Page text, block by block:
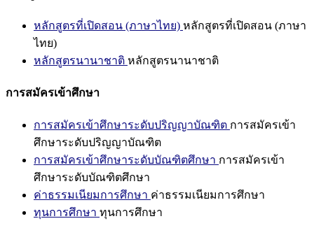
หลักสูตรที่เปิดสอน (ภาษาไทย) หลักสูตรที่เปิดสอน (ภาษา
ไทย)
หลักสูตรนานาชาติ หลักสูตรนานาชาติ
การสมัครเข้าศึกษา
การสมัครเข้าศึกษาระดับปริญญาบัณฑิต การสมัครเข้า
ศึกษาระดับปริญญาบัณฑิต
การสมัครเข้าศึกษาระดับบัณฑิตศึกษา การสมัครเข้า
ศึกษาระดับบัณฑิตศึกษา
ค่าธรรมเนียมการศึกษา ค่าธรรมเนียมการศึกษา
ทุนการศึกษา ทุนการศึกษา